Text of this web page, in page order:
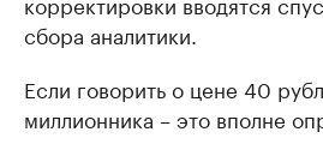
сбора аналитики.
Если говорить о цене 40
миллионника – это вполне